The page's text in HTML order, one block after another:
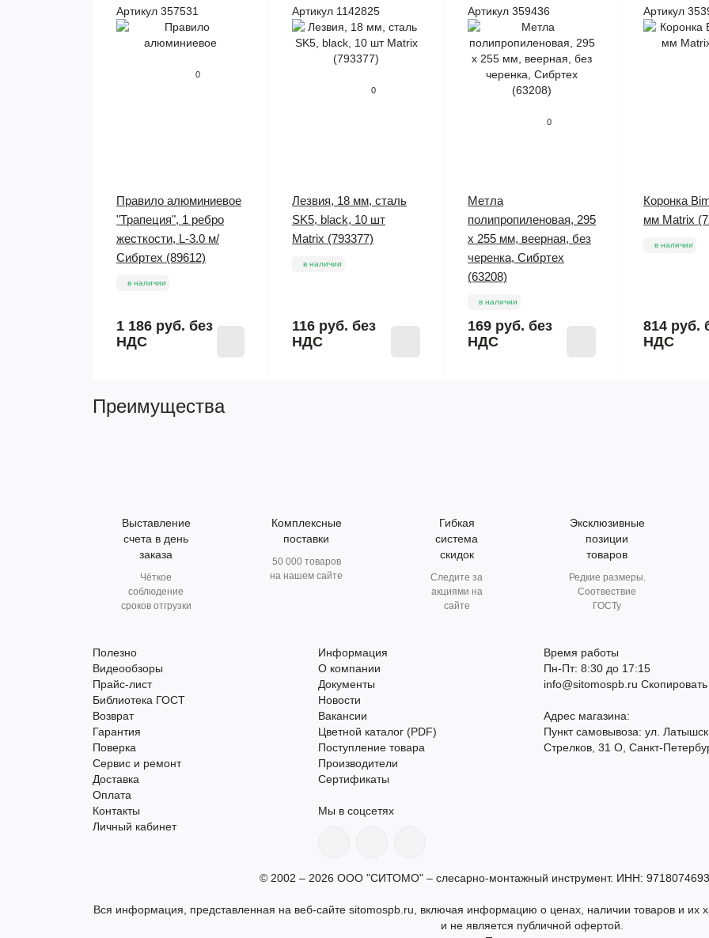
Артикул 357531
0
Правило алюминиевое
"Трапеция", 1 ребро
жесткости, L-3.0 м/
Сибртех (89612)
в наличии
1 186 руб. без
НДС
Артикул 1142825
0
Лезвия, 18 мм, сталь
SK5, black, 10 шт
Matrix (793377)
в наличии
116 руб. без
НДС
Артикул 359436
0
Метла
полипропиленовая, 295
х 255 мм, веерная, без
черенка, Сибртех
(63208)
в наличии
169 руб. без
НДС
Артикул
Коронка
мм Matrix
в наличии
814 руб.
НДС
Преимущества
Выставление
счета в день
заказа
Чёткое
соблюдение
сроков отгрузки
Комплексные
поставки
50 000 товаров
на нашем сайте
Гибкая
система
скидок
Следите за
акциями на
сайте
Эксклюзивные
позиции
товаров
Редкие размеры.
Соотвествие
ГОСТу
Полезно
Видеообзоры
Прайс-лист
Библиотека ГОСТ
Возврат
Гарантия
Поверка
Сервис и ремонт
Доставка
Оплата
Контакты
Личный кабинет
Информация
О компании
Документы
Новости
Вакансии
Цветной каталог (PDF)
Поступление товара
Производители
Сертификаты
Мы в соцсетях
Время работы
Пн-Пт: 8:30 до 17:15
info@sitomospb.ru Скопировать
Адрес магазина:
Пункт самовывоза: ул.
Стрелков, 31 О, Санкт-
© 2002 – 2026 ООО "СИТОМО" – слесарно-монтажный инструмент. ИНН:
Вся информация, представленная на веб-сайте sitomospb.ru, включая информацию о ценах, наличии товаров и их
и не является публичной офертой.